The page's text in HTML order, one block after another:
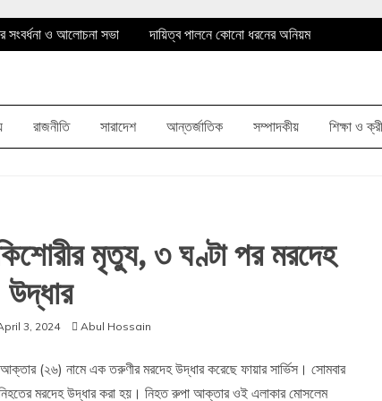
সংবর্ধনা ও আলোচনা সভা
দায়িত্ব পালনে কোনো ধরনের অনিয়ম
রাজনীতি সারাদেশ আন্তর্জাতিক সম্পাদকীয় শিক্ষা ও
মৃত্যু, ৩ ঘণ্টা পর মরদেহ
উদ্ধার
3, 2024 Abul Hossain
আক্তার (২৬) নামে এক তরুণীর মরদেহ উদ্ধার করেছে ফায়ার সার্ভিস। সোমবার
নিহতের মরদেহ উদ্ধার করা হয়। নিহত রুপা আক্তার ওই এলাকার মোসলেম